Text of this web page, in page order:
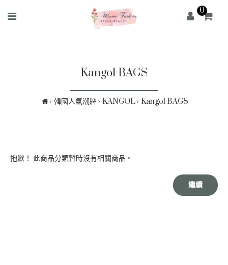
0
Kangol BAGS
韓國人氣潮牌 KANGOL Kangol BAGS
抱歉！ 此商品分類暫時沒有相關商品。
繼續